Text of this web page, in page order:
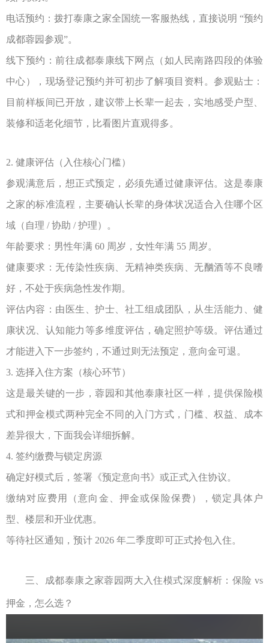
电话预约：拨打泰康之家全国统一客服热线，直接说明 “预约
成都蓉园参观”。
线下预约：前往成都泰康线下网点（如人民南路四段的体验
中心），现场登记预约并可初步了解项目资料。参观贴士：
目前样板间已开放，建议带上长辈一起去，实地感受户型、
装修和适老化细节，比看图片直观得多。
2. 健康评估（入住核心门槛）
参观满意后，想正式预定，必须先通过健康评估。这是泰康
之家的标准流程，主要确认长辈的身体状况适合入住哪个区
域（自理 /协助 /护理）。
年龄要求：男性年满 60 周岁，女性年满 55 周岁。
健康要求：无传染性疾病、无精神类疾病、无酗酒等不良嗜
好，不处于疾病急性发作期。
评估内容：由医生、护士、社工组成团队，从生活能力、健
康状况、认知能力等多维度评估，确定照护等级。评估通过
才能进入下一步签约，不通过则无法预定，意向金可退。
3. 选择入住方案（核心环节）
这是最关键的一步，蓉园和其他泰康社区一样，提供保险模
式和押金模式两种完全不同的入门方式，门槛、权益、成本
差异很大，下面我会详细拆解。
4. 签约缴费与锁定房源
确定好模式后，签署《预定意向书》或正式入住协议。
缴纳对应费用（意向金、押金或保险保费），锁定具体户
型、楼层和开业优惠。
等待社区通知，预计 2026 年二季度即可正式拎包入住。
三、 成都泰康之家蓉园两大入住模式深度解析：保险 vs
押金，怎么选？